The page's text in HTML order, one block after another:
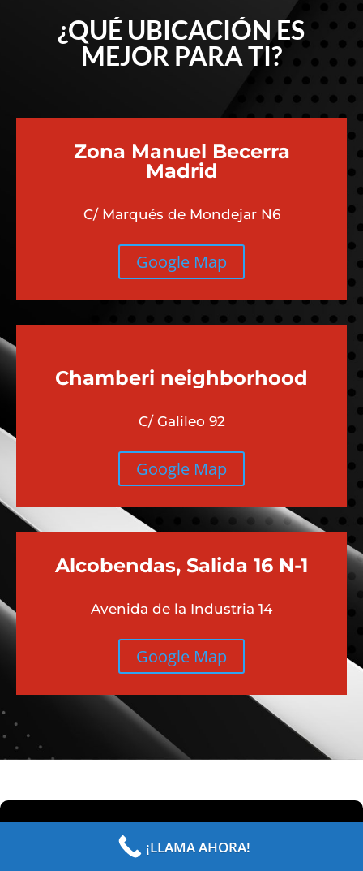
¿QUÉ UBICACIÓN ES
MEJOR PARA TI?
Zona Manuel Becerra
Madrid
C/ Marqués de Mondejar N6
Google Map
Chamberi neighborhood
C/ Galileo 92
Google Map
Alcobendas, Salida 16 N-1
Avenida de la Industria 14
Google Map
Taller Especializado en BMW No
¡LLAMA AHORA!